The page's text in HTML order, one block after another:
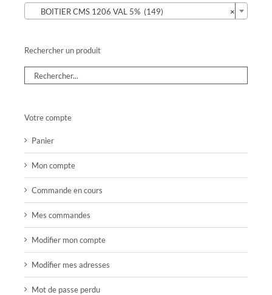
×
BOITIER CMS 1206 VAL 5% (149)
Rechercher un produit
Votre compte
Panier
Mon compte
Commande en cours
Mes commandes
Modifier mon compte
Modifier mes adresses
Mot de passe perdu